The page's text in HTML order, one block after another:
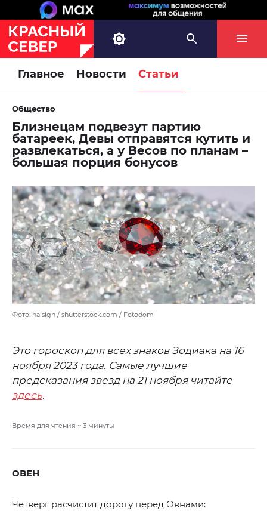
Главное Новости Статьи
Общество
Близнецам подвезут партию
батареек, Девы отправятся кутить и
развлекаться, а у Весов по планам –
большая порция бонусов
Фото: haisign / shutterstock.com / Fotodom
Это гороскоп для всех знаков Зодиака на 16
ноября 2023 года. Самые лучшие
предсказания звезд на 21 ноября читайте
здесь.
Время для чтения ~ 3 минуты
ОВЕН
Четверг расчистит дорогу перед Овнами: